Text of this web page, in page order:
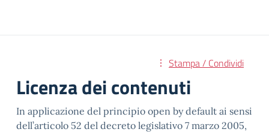
Stampa / Condividi
Licenza dei contenuti
In applicazione del principio open by default ai sensi
dell’articolo 52 del decreto legislativo 7 marzo 2005,